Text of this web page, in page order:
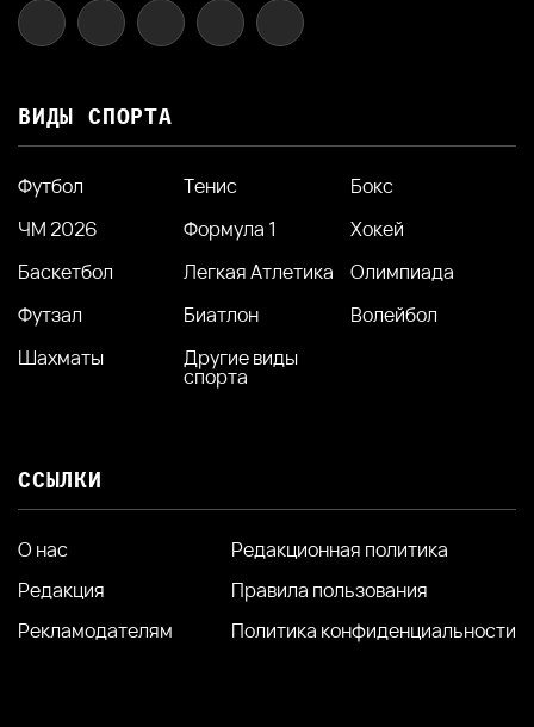
ВИДЫ СПОРТА
Футбол Тенис
Бокс
ЧМ 2026
Формула 1
Хокей
Баскетбол
Легкая Атлетика
Олимпиада
Футзал
Биатлон
Волейбол
Шахматы
Другие виды
спорта
ССЫЛКИ
О нас
Редакция
Рекламодателям
Редакционная политика
Правила пользования
Политика конфиденциальности